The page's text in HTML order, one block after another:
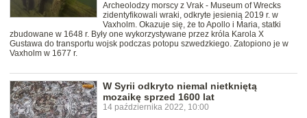
Archeolodzy morscy z Vrak - Museum of Wrecks
zidentyfikowali wraki, odkryte jesienią 2019 r. w
Vaxholm. Okazuje się, że to Apollo i Maria, statki
zbudowane w 1648 r. Były one wykorzystywane przez króla Karola X
Gustawa do transportu wojsk podczas potopu szwedzkiego. Zatopiono je w
Vaxholm w 1677 r.
W Syrii odkryto niemal nietkniętą
mozaikę sprzed 1600 lat
14 października 2022, 10:00